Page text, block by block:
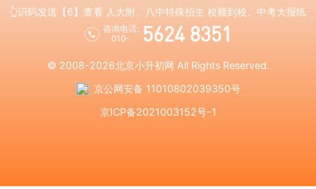
👆识码发送【6】查看 人大附、八中特殊招生 校额到校、中考大报纸
咨询电话:
010-
5624 8351
© 2008-2026北京小升初网 All Rights Reserved.
京公网安备 11010802039350号
京ICP备2021003152号-1